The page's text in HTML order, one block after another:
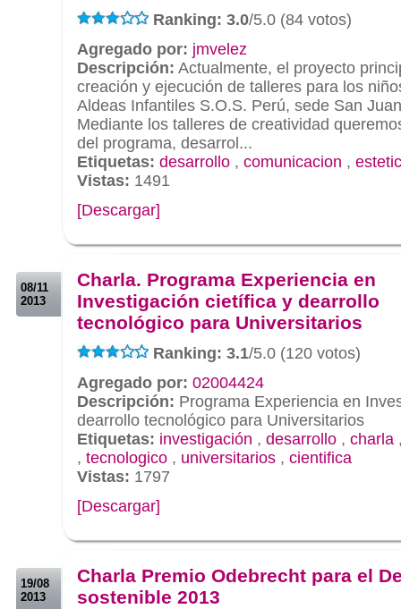
Ranking: 3.0/5.0 (84 votos)
Agregado por: jmvelez
Descripción: Actualmente, el proyecto
creación y ejecución de talleres para los
Aldeas Infantiles S.O.S. Perú, sede San
Mediante los talleres de creatividad
del programa, desarrol...
Etiquetas: desarrollo , comunicacion ,
Vistas: 1491
[Descargar]
08/11
2013
Charla. Programa Experiencia en
Investigación cietífica y dearrollo
tecnológico para Universitarios
Ranking: 3.1/5.0 (120 votos)
Agregado por: 02004424
Descripción: Programa Experiencia en
dearrollo tecnológico para Universitarios
Etiquetas: investigación , desarrollo , charla
, tecnologico , universitarios , cientifica
Vistas: 1797
[Descargar]
19/08
2013
Charla Premio Odebrecht para el
sostenible 2013